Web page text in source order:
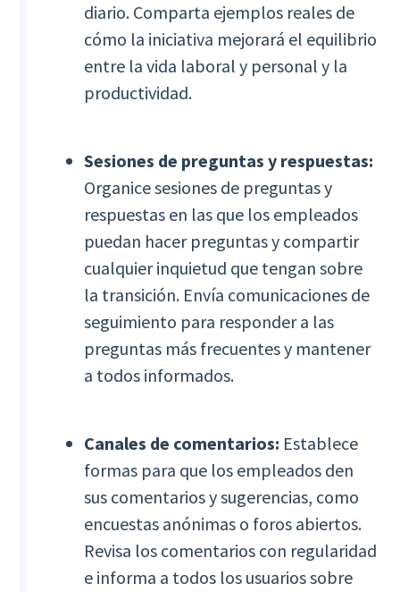
diario. Comparta ejemplos reales de
cómo la iniciativa mejorará el equilibrio
entre la vida laboral y personal y la
productividad.
Sesiones de preguntas y respuestas:
Organice sesiones de preguntas y
respuestas en las que los empleados
puedan hacer preguntas y compartir
cualquier inquietud que tengan sobre
la transición. Envía comunicaciones de
seguimiento para responder a las
preguntas más frecuentes y mantener
a todos informados.
Canales de comentarios: Establece
formas para que los empleados den
sus comentarios y sugerencias, como
encuestas anónimas o foros abiertos.
Revisa los comentarios con regularidad
e informa a todos los usuarios sobre